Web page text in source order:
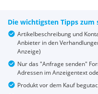
Die wichtigsten Tipps zum
Artikelbeschreibung und
Anbieter in den
Anzeige)
Nur das "Anfrage senden"
Adressen im Anzeigentext
Produkt vor dem Kauf